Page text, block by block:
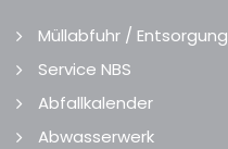
Müllabfuhr / Entsorgung
Service NBS
Abfallkalender
Abwasserwerk